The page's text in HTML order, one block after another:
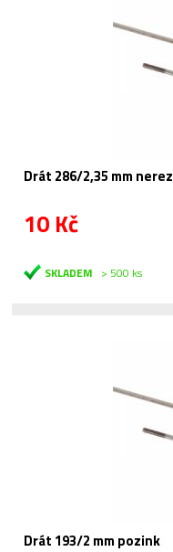
Drát 286/2,35 mm nerez
10 Kč
SKLADEM > 500 ks
Drát 193/2 mm pozink